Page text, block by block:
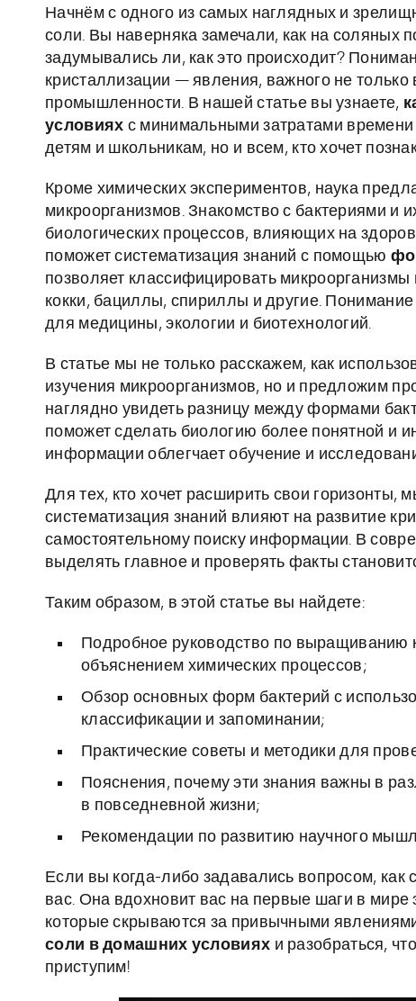
Начнём с одного из самых наглядных и
соли. Вы наверняка замечали, как на соляных
задумывались ли, как это происходит?
кристаллизации — явления, важного не только
промышленности. В нашей статье вы узнаете,
условиях с минимальными затратами времени
детям и школьникам, но и всем, кто хочет
Кроме химических экспериментов, наука
микроорганизмов. Знакомство с бактериями и
биологических процессов, влияющих на
поможет систематизация знаний с помощью
позволяет классифицировать
кокки, бациллы, спириллы и другие.
для медицины, экологии и биотехнологий.
В статье мы не только расскажем, как
изучения микроорганизмов, но и предложим
наглядно увидеть разницу между формами
поможет сделать биологию более понятной и
информации облегчает обучение и
Для тех, кто хочет расширить свои
систематизация знаний влияют на развитие
самостоятельному поиску информации. В
выделять главное и проверять факты
Таким образом, в этой статье вы найдете:
Подробное руководство по выращиванию
объяснением химических процессов;
Обзор основных форм бактерий с
классификации и запоминании;
Практические советы и методики для
Пояснения, почему эти знания важны в
в повседневной жизни;
Рекомендации по развитию научного
Если вы когда-либо задавались вопросом, как
вас. Она вдохновит вас на первые шаги в мире
которые скрываются за привычными
соли в домашних условиях и разобраться,
приступим!